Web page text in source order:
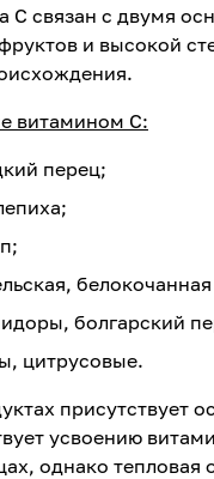
С связан с двумя
и высокой
витамином С:
перец;
болгарский
цитрусовые.
присутствует
усвоению
однако